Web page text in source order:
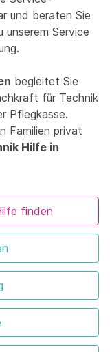
und beraten Sie
unserem Service
begleitet Sie
für Technik
Pflegkasse.
Familien privat
Hilfe in
finden